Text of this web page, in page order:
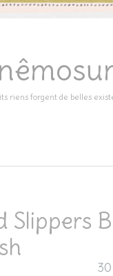
riens forgent de belles
Slippers